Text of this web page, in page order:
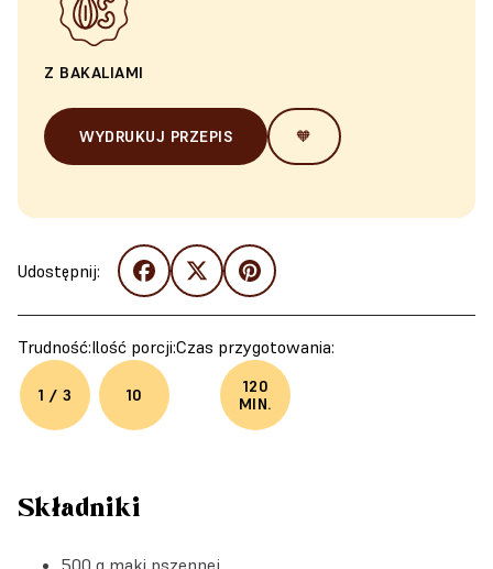
Z BAKALIAMI
WYDRUKUJ PRZEPIS 🧡
Udostępnij:
Trudność:
1 / 3
Ilość porcji:
10
Czas przygotowania:
120
MIN.
Składniki
500 g mąki pszennej